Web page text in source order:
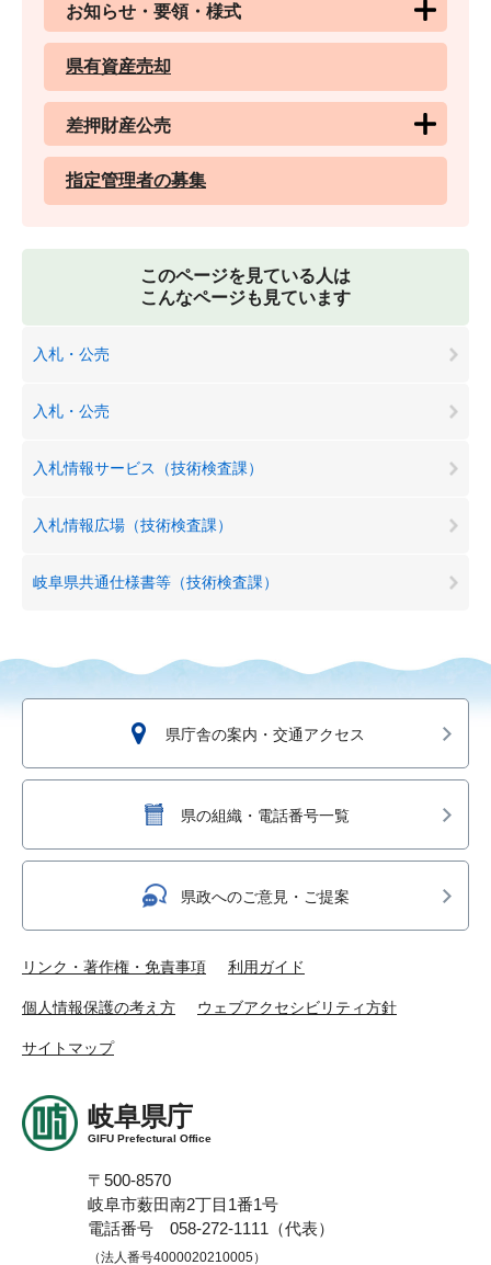
お知らせ・要領・様式
県有資産売却
差押財産公売
指定管理者の募集
このページを見ている人は
こんなページも見ています
入札・公売
入札・公売
入札情報サービス（技術検査課）
入札情報広場（技術検査課）
岐阜県共通仕様書等（技術検査課）
県庁舎の案内・交通アクセス
県の組織・電話番号一覧
県政へのご意見・ご提案
リンク・著作権・免責事項 利用ガイド
個人情報保護の考え方 ウェブアクセシビリティ方針
サイトマップ
岐阜県庁
GIFU Prefectural Office
〒500-8570
岐阜市薮田南2丁目1番1号
電話番号 058-272-1111（代表）
（法人番号4000020210005）